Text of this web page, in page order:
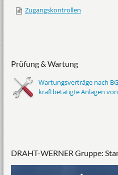
Zugangskontrollen
Prüfung & Wartung
Wartungsverträge nach
kraftbetätigte Anlagen von
DRAHT-WERNER Gruppe: